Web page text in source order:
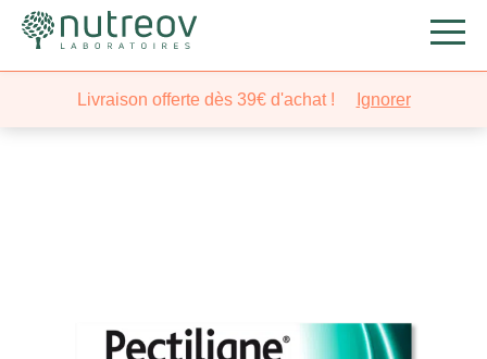
Livraison offerte dès 39€ d'achat ! Ignorer